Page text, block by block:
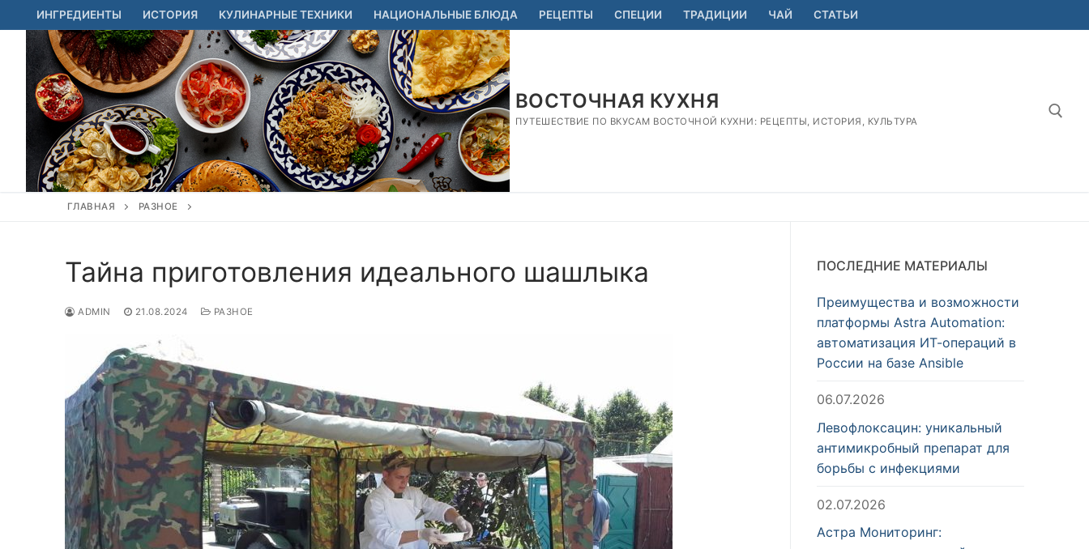
Перейти
к
содержимому
ИНГРЕДИЕНТЫ ИСТОРИЯ КУЛИНАРНЫЕ ТЕХНИКИ НАЦИОНАЛЬНЫЕ БЛЮДА РЕЦЕПТЫ СПЕЦИИ ТРАДИЦИИ ЧАЙ СТАТЬИ
ВОСТОЧНАЯ КУХНЯ
ПУТЕШЕСТВИЕ ПО ВКУСАМ ВОСТОЧНОЙ КУХНИ: РЕЦЕПТЫ, ИСТОРИЯ, КУЛЬТУРА
ГЛАВНАЯ РАЗНОЕ
Тайна приготовления идеального шашлыка
ADMIN 21.08.2024 РАЗНОЕ
ПОСЛЕДНИЕ МАТЕРИАЛЫ
Преимущества и возможности
платформы Astra Automation:
автоматизация ИТ-операций в
России на базе Ansible
06.07.2026
Левофлоксацин: уникальный
антимикробный препарат для
борьбы с инфекциями
02.07.2026
Астра Мониторинг: